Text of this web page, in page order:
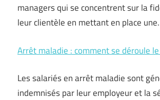
managers qui se concentrent sur la
leur clientèle en mettant en place
Arrêt maladie : comment se déroule
Les salariés en arrêt maladie sont
indemnisés par leur employeur et la